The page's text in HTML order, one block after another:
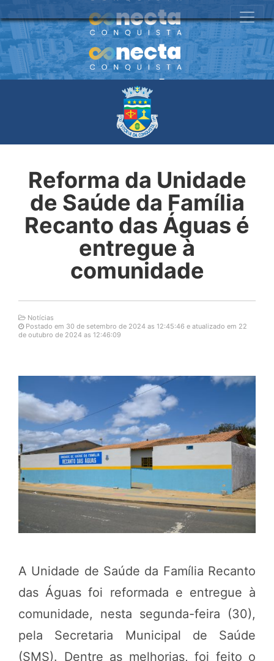
Reforma da Unidade
de Saúde da Família
Recanto das Águas é
entregue à
comunidade
Notícias
Postado em 30 de setembro de 2024 as 12:45:46 e atualizado em 22
de outubro de 2024 as 12:46:09
A Unidade de Saúde da Família Recanto
das Águas foi reformada e entregue à
comunidade, nesta segunda-feira (30),
pela Secretaria Municipal de Saúde
(SMS). Dentre as melhorias, foi feito o